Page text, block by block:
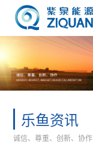
乐鱼资讯
诚信、尊重、创新、协作